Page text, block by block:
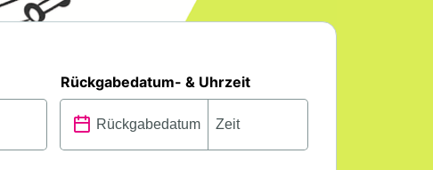
Rückgabedatum- & Uhrzeit